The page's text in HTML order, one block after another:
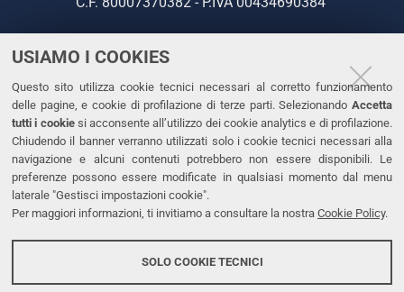
USIAMO I COOKIES
Questo sito utilizza cookie tecnici necessari al corretto funzionamento
delle pagine, e cookie di profilazione di terze parti. Selezionando Accetta
tutti i cookiesi acconsente all’utilizzo dei cookie analytics e di profilazione.
Chiudendo il banner verranno utilizzati solo i cookie tecnici necessari alla
navigazione e alcuni contenuti potrebbero non essere disponibili. Le
preferenze possono essere modificate in qualsiasi momento dal menu
laterale "Gestisci impostazioni cookie".
Per maggiori informazioni, ti invitiamo a consultare la nostra Cookie Policy.
SOLO COOKIE TECNICI
CONTATTI
Tel. +39 0532 293111
Fax. +39 0532 293031
PEC
LINKS
Dichiarazione di accessibilità
Protezione dati personali